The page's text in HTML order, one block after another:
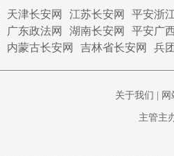
天津长安网 江苏长安网 平安浙
广东政法网 湖南长安网 平安广
内蒙古长安网 吉林省长安网 兵
关于我们 网
主管主